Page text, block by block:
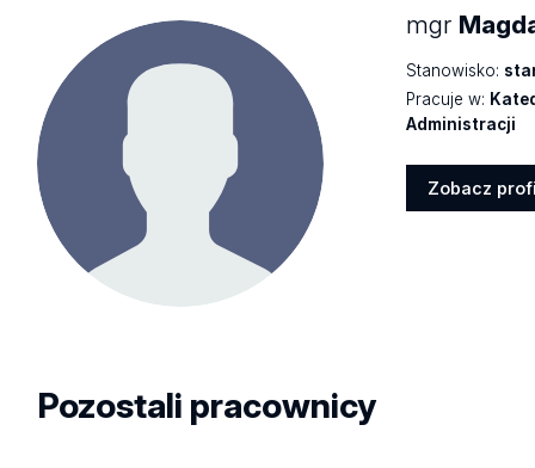
mgr
Stanowisko:
Pracuje w:
Administracji
Zobacz
Pozostali pracownicy